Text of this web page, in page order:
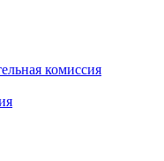
комиссия